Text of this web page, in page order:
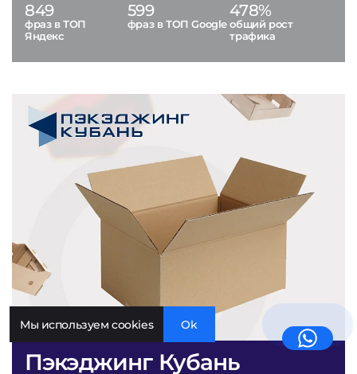
Пэкэджинг Кубань
849
фраз в ТОП
Яндекс
599
фраз в ТОП Google
478%
общий рост
трафика
Мы используем cookies Ok